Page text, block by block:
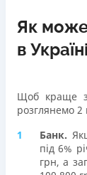
Як може
в
Щоб краще
розглянемо 2
Банк.
під 6%
грн, а